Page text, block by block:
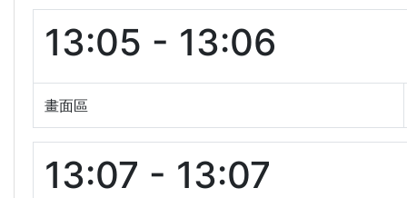
13:05 - 13:06
畫面區
13:07 - 13:07